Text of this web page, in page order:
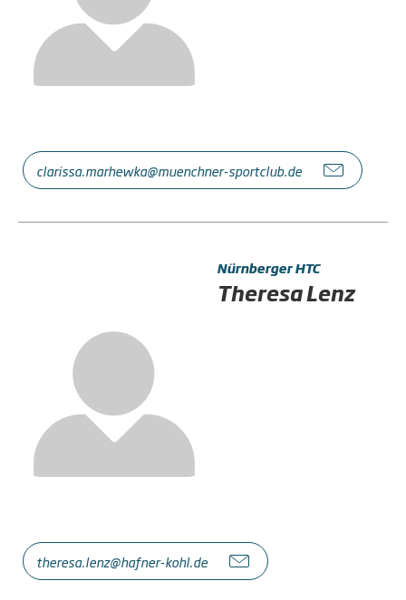
clarissa.marhewka@muenchner-sportclub.de
Nürnberger HTC
Theresa Lenz
theresa.lenz@hafner-kohl.de